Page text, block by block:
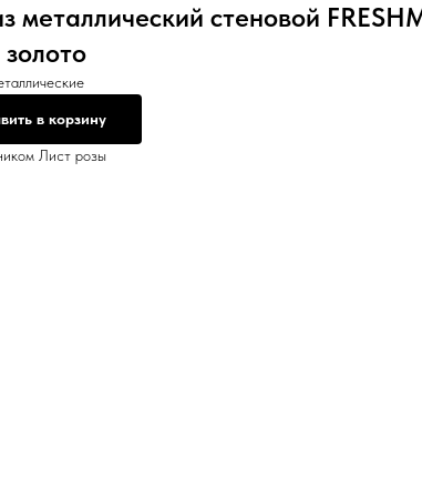
металлический стеновой
в корзину
Лист розы